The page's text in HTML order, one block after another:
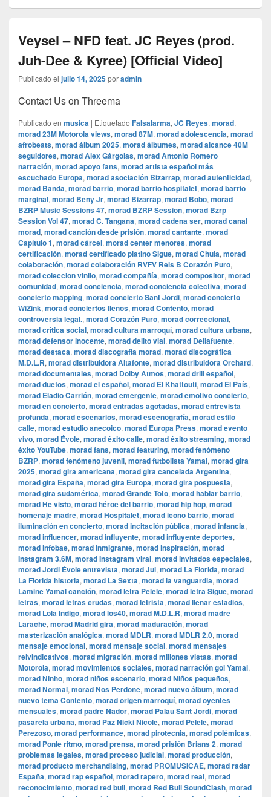
Veysel – NFD feat. JC Reyes (prod.
Juh-Dee & Kyree) [Official Video]
Publicado el julio 14, 2025poradmin
Contact Us on Threema
Publicado en musica | Etiquetado Falsalarma, JC Reyes, morad,
morad 23M Motorola views, morad 87M, morad adolescencia, morad
afrobeats, morad álbum 2025, morad álbumes, morad alcance 40M
seguidores, morad Alex Gárgolas, morad Antonio Romero
narración, morad apoyo fans, morad artista español más
escuchado Europa, morad asociación Bizarrap, morad autenticidad,
morad Banda, morad barrio, morad barrio hospitalet, morad barrio
marginal, morad Beny Jr, morad Bizarrap, morad Bobo, morad
BZRP Music Sessions 47, morad BZRP Session, morad Bzrp
Session Vol 47, morad C. Tangana, morad cadena ser, morad canal
morad, morad canción desde prisión, morad cantante, morad
Capítulo 1, morad cárcel, morad center menores, morad
certificación, morad certificado platino Sigue, morad Chula, morad
colaboración, morad colaboración RVFV Rels B Corazón Puro,
morad coleccion vinilo, morad compañía, morad compositor, morad
comunidad, morad conciencia, morad conciencia colectiva, morad
concierto mapping, morad concierto Sant Jordi, morad concierto
WiZink, morad conciertos llenos, morad Contento, morad
controversia legal., morad Corazón Puro, morad correccional,
morad crítica social, morad cultura marroquí, morad cultura urbana,
morad defensor inocente, morad delito vial, morad Dellafuente,
morad destaca, morad discografía morad, morad discográfica
M.D.L.R, morad distribuidora Altafonte, morad distribuidora Orchard,
morad documentales, morad Dolby Atmos, morad drill español,
morad duetos, morad el español, morad El Khattouti, morad El País,
morad Eladio Carrión, morad emergente, morad emotivo concierto,
morad en concierto, morad entradas agotadas, morad entrevista
profunda, morad escenarios, morad escenografía, morad estilo
calle, morad estudio anecoico, morad Europa Press, morad evento
vivo, morad Évole, morad éxito calle, morad éxito streaming, morad
éxito YouTube, morad fans, morad featuring, morad fenómeno
BZRP, morad fenómeno juvenil, morad futbolista Yamal, morad gira
2025, morad gira americana, morad gira cancelada Argentina,
morad gira España, morad gira Europa, morad gira pospuesta,
morad gira sudamérica, morad Grande Toto, morad hablar barrio,
morad He visto, morad héroe del barrio, morad hip hop, morad
homenaje madre, morad Hospitalet, morad icono barrio, morad
iluminación en concierto, morad incitación pública, morad infancia,
morad influencer, morad influyente, morad influyente deportes,
morad infobae, morad inmigrante, morad inspiración, morad
Instagram 3.6M, morad Instagram viral, morad invitados especiales,
morad Jordi Évole entrevista, morad Jul, morad La Florida, morad
La Florida historia, morad La Sexta, morad la vanguardia, morad
Lamine Yamal canción, morad letra Pelele, morad letra Sigue, morad
letras, morad letras crudas, morad letrista, morad llenar estadios,
morad Lola Indigo, morad los40, morad M.D.L.R, morad madre
Larache, morad Madrid gira, morad maduración, morad
masterización analógica, morad MDLR, morad MDLR 2.0, morad
mensaje emocional, morad mensaje social, morad mensajes
reivindicativos, morad migración, morad millones vistas, morad
Motorola, morad movimientos sociales, morad narración gol Yamal,
morad Ninho, morad niños escenario, morad Niños pequeños,
morad Normal, morad Nos Perdone, morad nuevo álbum, morad
nuevo tema Contento, morad origen marroquí, morad oyentes
mensuales, morad padre Nador, morad Palau Sant Jordi, morad
pasarela urbana, morad Paz Nicki Nicole, morad Pelele, morad
Perezoso, morad performance, morad pirotecnia, morad polémicas,
morad Ponle ritmo, morad prensa, morad prisión Brians 2, morad
problemas legales, morad proceso judicial, morad producción,
morad producto merchandising, morad PROMUSICAE, morad radar
España, morad rap español, morad rapero, morad real, morad
reconocimiento, morad red bull, morad Red Bull SoundClash, morad